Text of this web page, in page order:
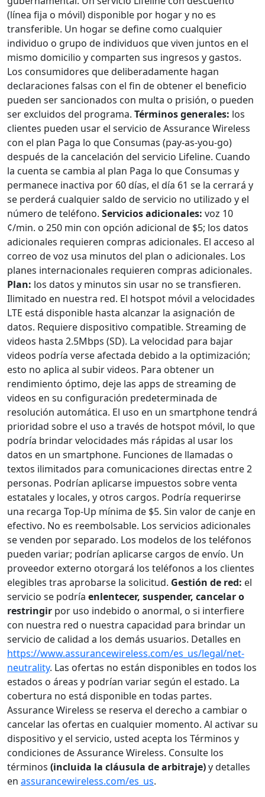
(línea fija o móvil) disponible por hogar y no es
transferible. Un hogar se define como cualquier
individuo o grupo de individuos que viven juntos en el
mismo domicilio y comparten sus ingresos y gastos.
Los consumidores que deliberadamente hagan
declaraciones falsas con el fin de obtener el beneficio
pueden ser sancionados con multa o prisión, o pueden
ser excluidos del programa. Términos generales: los
clientes pueden usar el servicio de Assurance Wireless
con el plan Paga lo que Consumas (pay-as-you-go)
después de la cancelación del servicio Lifeline. Cuando
la cuenta se cambia al plan Paga lo que Consumas y
permanece inactiva por 60 días, el día 61 se la cerrará y
se perderá cualquier saldo de servicio no utilizado y el
número de teléfono. Servicios adicionales: voz 10
¢/min. o 250 min con opción adicional de $5; los datos
adicionales requieren compras adicionales. El acceso al
correo de voz usa minutos del plan o adicionales. Los
planes internacionales requieren compras adicionales.
Plan: los datos y minutos sin usar no se transfieren.
Ilimitado en nuestra red. El hotspot móvil a velocidades
LTE está disponible hasta alcanzar la asignación de
datos. Requiere dispositivo compatible. Streaming de
videos hasta 2.5Mbps (SD). La velocidad para bajar
videos podría verse afectada debido a la optimización;
esto no aplica al subir videos. Para obtener un
rendimiento óptimo, deje las apps de streaming de
videos en su configuración predeterminada de
resolución automática. El uso en un smartphone tendrá
prioridad sobre el uso a través de hotspot móvil, lo que
podría brindar velocidades más rápidas al usar los
datos en un smartphone. Funciones de llamadas o
textos ilimitados para comunicaciones directas entre 2
personas. Podrían aplicarse impuestos sobre venta
estatales y locales, y otros cargos. Podría requerirse
una recarga Top-Up mínima de $5. Sin valor de canje en
efectivo. No es reembolsable. Los servicios adicionales
se venden por separado. Los modelos de los teléfonos
pueden variar; podrían aplicarse cargos de envío. Un
proveedor externo otorgará los teléfonos a los clientes
elegibles tras aprobarse la solicitud. Gestión de red: el
servicio se podría enlentecer, suspender, cancelar o
restringir por uso indebido o anormal, o si interfiere
con nuestra red o nuestra capacidad para brindar un
servicio de calidad a los demás usuarios. Detalles en
https://www.assurancewireless.com/es_us/legal/net-
neutrality. Las ofertas no están disponibles en todos los
estados o áreas y podrían variar según el estado. La
cobertura no está disponible en todas partes.
Assurance Wireless se reserva el derecho a cambiar o
cancelar las ofertas en cualquier momento. Al activar su
dispositivo y el servicio, usted acepta los Términos y
condiciones de Assurance Wireless. Consulte los
términos (incluida la cláusula de arbitraje)y detalles
en assurancewireless.com/es_us.